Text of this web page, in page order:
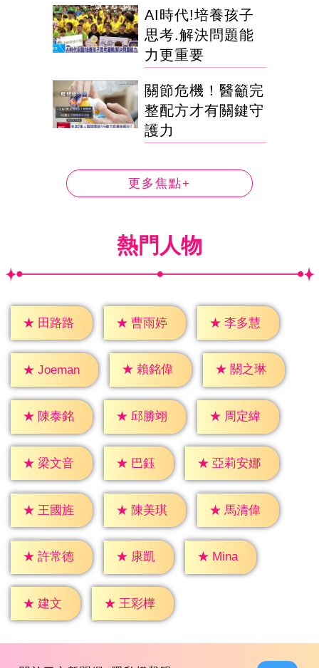
AI時代!培養孩子
思考.解決問題能
力更重要
關節危機！醫籲完
整配方才有關鍵守
護力
更多焦點+
熱門人物
★ 田路路 ★ 曹雨婷 ★ 李多慧
★ Joeman ★ 賴銘偉 ★ 關之琳
★ 陳泰銘 ★ 邱勝翊 ★ 周定緯
★ 梁文音 ★ 巴鈺 ★ 亞莉安娜
★ 王國旌 ★ 陳美琪 ★ 馬清偉
★ 許常德 ★ 康凱 ★ Mina
★ 建文 ★ 王彩樺